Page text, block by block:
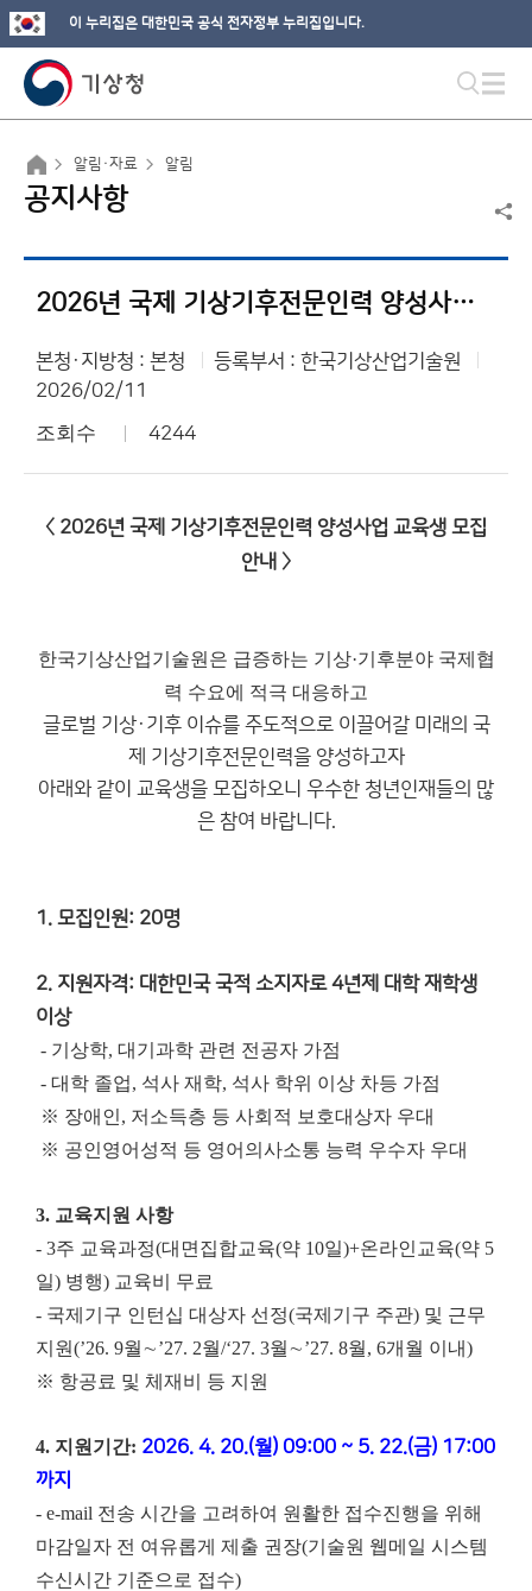
이 누리집은 대한민국 공식 전자정부 누리집입니다.
알림·자료 알림
공지사항
2026년 국제 기상기후전문인력 양성사업 교육생 모집 안내문
본청·지방청 : 본청
등록부서 : 한국기상산업기술원
2026/02/11
조회수 4244
〈 2026년 국제 기상기후전문인력 양성사업 교육생 모집
안내 〉
한국기상산업기술원은 급증하는 기상·기후분야 국제협
력 수요에 적극 대응하고
글로벌 기상·기후 이슈를 주도적으로 이끌어갈 미래의 국
제 기상기후전문인력을 양성하고자
아래와 같이 교육생을 모집하오니 우수한 청년인재들의 많
은 참여 바랍니다.
1. 모집인원: 20명
2. 지원자격: 대한민국 국적 소지자로 4년제 대학 재학생
이상
- 기상학, 대기과학 관련 전공자 가점
- 대학 졸업, 석사 재학, 석사 학위 이상 차등 가점
※ 장애인, 저소득층 등 사회적 보호대상자 우대
※ 공인영어성적 등 영어의사소통 능력 우수자 우대
3. 교육지원 사항
- 3주 교육과정(대면집합교육(약 10일)+온라인교육(약 5
일) 병행) 교육비 무료
- 국제기구 인턴십 대상자 선정(국제기구 주관) 및 근무
지원(’26. 9월∼’27. 2월/‘27. 3월∼’27. 8월, 6개월 이내)
※ 항공료 및 체재비 등 지원
4. 지원기간: 2026. 4. 20.(월) 09:00 ~ 5. 22.(금) 17:00
까지
- e-mail 전송 시간을 고려하여 원활한 접수진행을 위해
마감일자 전 여유롭게 제출 권장(기술원 웹메일 시스템
수신시간 기준으로 접수)